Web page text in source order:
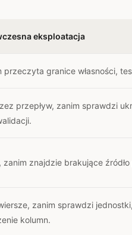
eksploatacja
granice własności,
przepływ, zanim sprawdzi
znajdzie brakujące
zanim sprawdzi
kolumn.